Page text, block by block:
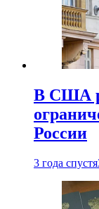
В США
России
3 года спустя